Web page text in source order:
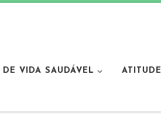
DE VIDA SAUDÁVEL